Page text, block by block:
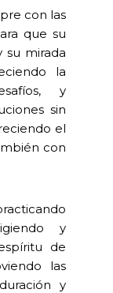
con las
que su
su mirada
la
y
sin
el
con
y
de
las
y